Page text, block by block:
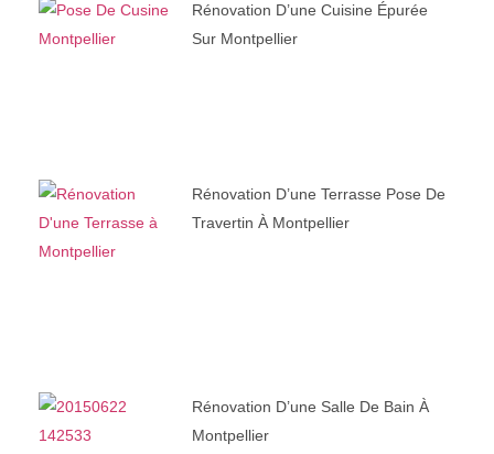
Rénovation D’une Cuisine Épurée
Sur Montpellier
Rénovation D’une Terrasse Pose De
Travertin À Montpellier
Rénovation D’une Salle De Bain À
Montpellier